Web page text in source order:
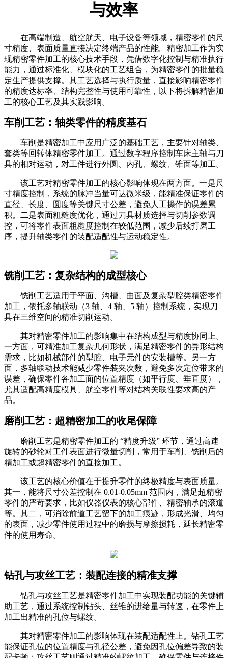
与效率
在高端制造、航空航天、电子设备等领域，精密零件的尺
寸精度、表面质量直接决定终端产品的性能。精密加工作为实
现精密零件加工的核心技术手段，凭借数字化控制与精准执行
能力，通过标准化、模块化的工艺组合，为精密零件的批量稳
定生产提供支撑。其工艺选择与执行质量，直接影响精密零件
的精度达标率、结构完整性与使用可靠性，以下将拆解精密加
工的核心工艺及其实践影响。
车削工艺：轴类零件的精度基石
车削是精密加工中应用广泛的基础工艺，主要针对轴类、
套类等回转体精密零件加工。通过数字程序控制车床主轴与刀
具的相对运动，对工件进行外圆、内孔、螺纹、锥面等加工。
该工艺对精密零件加工的核心影响体现在两方面。一是尺
寸精度控制，系统的脉冲当量可达微米级，能精准保证零件的
直径、长度、圆度等关键尺寸公差，避免人工操作的误差累
积。二是表面粗糙度优化，通过刀具材质选择与切削参数调
控，可将零件表面粗糙度控制在较低范围，减少后续打磨工
序，提升轴类零件的装配适配性与运动稳定性。
铣削工艺：复杂结构的成型核心
铣削工艺适用于平面、沟槽、曲面及复杂型腔类精密零件
加工，依托多轴联动（3 轴、4 轴、5 轴）控制系统，实现刀
具在三维空间的精准切削运动。
其对精密零件加工的影响集中在结构成型与精度协同上。
一方面，可精准加工复杂几何形状，满足精密零件的异形结构
需求，比如机械部件的型腔、电子元件的安装槽等。另一方
面，多轴联动技术能减少零件装夹次数，避免多次定位带来的
误差，确保零件各加工面的位置精度（如平行度、垂直度），
尤其适配高精度模具、航空零件等对结构关联性要求高的产
品。
磨削工艺：超精密加工的收尾保障
磨削工艺是精密零件加工的 “精度升级” 环节，通过高速
旋转的砂轮对工件表面进行微量切削，常用于车削、铣削后的
精加工或超精密零件的直接加工。
该工艺的核心价值在于提升零件的终极精度与表面质量。
其一，能将尺寸公差控制在 0.01-0.05mm 范围内，满足超精密
零件的严苛要求，比如仪器仪表的核心部件、精密轴承的滚道
等。其二，可消除前道工艺留下的加工痕迹，形成光滑、均匀
的表面，减少零件使用过程中的磨损与摩擦损耗，延长精密零
件的使用寿命。
钻孔与攻丝工艺：装配连接的精准支撑
钻孔与攻丝工艺是精密零件加工中实现装配功能的关键辅
助工艺，通过系统控制钻头、丝锥的进给量与转速，在零件上
加工出精准的孔位与螺纹。
其对精密零件加工的影响体现在装配适配性上。钻孔工艺
能保证孔位的位置精度与孔径公差，避免因孔位偏差导致的装